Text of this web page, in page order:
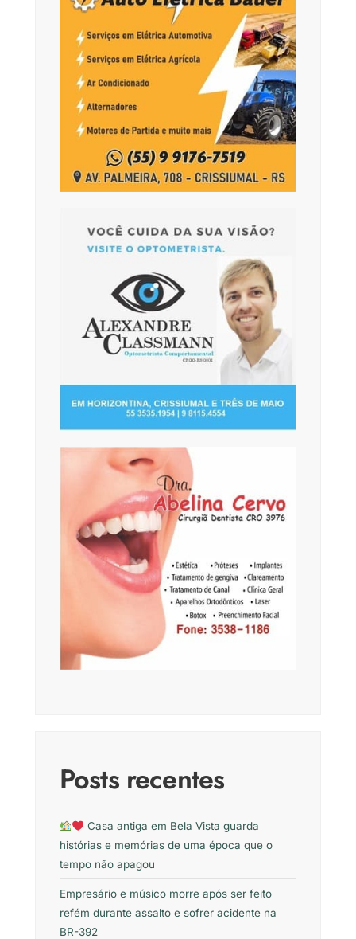
Posts recentes
Casa antiga em Bela Vista guarda
histórias e memórias de uma época que o
tempo não apagou
Empresário e músico morre após ser feito
refém durante assalto e sofrer acidente na
BR-392